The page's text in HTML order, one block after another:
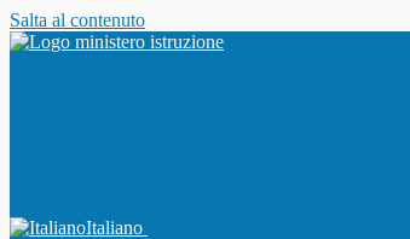
Salta al contenuto
Italiano